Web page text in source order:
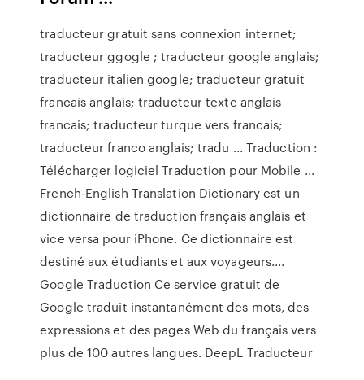
traducteur gratuit sans connexion internet;
traducteur ggogle ; traducteur google anglais;
traducteur italien google; traducteur gratuit
francais anglais; traducteur texte anglais
francais; traducteur turque vers francais;
traducteur franco anglais; tradu ... Traduction :
Télécharger logiciel Traduction pour Mobile ...
French-English Translation Dictionary est un
dictionnaire de traduction français anglais et
vice versa pour iPhone. Ce dictionnaire est
destiné aux étudiants et aux voyageurs....
Google Traduction Ce service gratuit de
Google traduit instantanément des mots, des
expressions et des pages Web du français vers
plus de 100 autres langues. DeepL Traducteur